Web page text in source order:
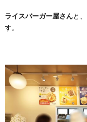
ライスバーガー屋さんと、
す。